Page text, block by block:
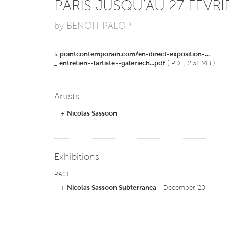
PARIS JUSQU’AU 27
by BENOIT PALOP
> pointcontemporain.com/en-direct-exposition-...
entretien--lartiste--galeriech...pdf( PDF, 2.31 MB )
Artists
+ Nicolas Sassoon
Exhibitions
PAST
+ Nicolas Sassoon Subterranea- December '20